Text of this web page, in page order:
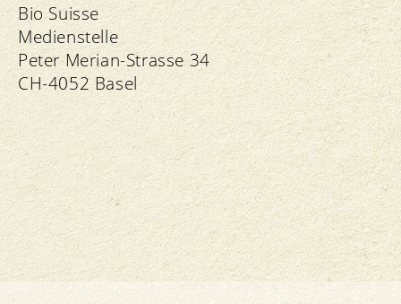
Bio Suisse
Medienstelle
Peter Merian-Strasse 34
CH-4052 Basel